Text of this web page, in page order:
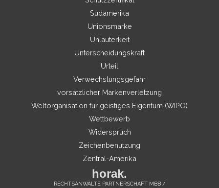
Südamerika
Unionsmarke
Unlauterkeit
Unterscheidungskraft
Urteil
Verwechslungsgefahr
vorsätzlicher Markenverletzung
Weltorganisation für geistiges Eigentum (WIPO)
Wettbewerb
Widerspruch
Zeichenbenutzung
Zentral-Amerika
horak.
RECHTSANWÄLTE PARTNERSCHAFT MBB /